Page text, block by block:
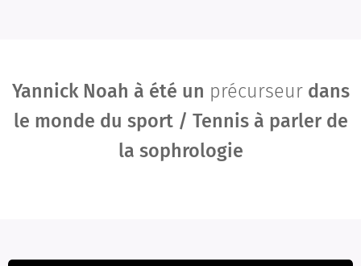
Yannick Noah à été un précurseurdans
le monde du sport / Tennis à parler de
la sophrologie